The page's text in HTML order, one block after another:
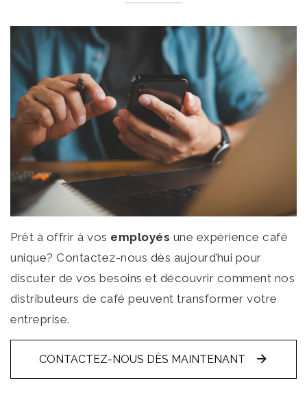
Prêt à offrir à vos employés une expérience café
unique? Contactez-nous dès aujourd’hui pour
discuter de vos besoins et découvrir comment nos
distributeurs de café peuvent transformer votre
entreprise.
CONTACTEZ-NOUS DÈS MAINTENANT